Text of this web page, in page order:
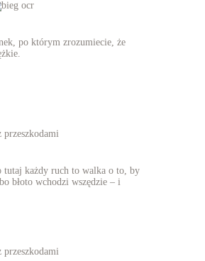
po którym zrozumiecie, że
tutaj każdy ruch to walka o to, by
błoto wchodzi wszędzie – i